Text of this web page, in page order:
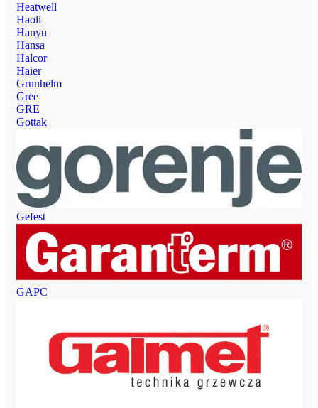
Heatwell
Haoli
Hanyu
Hansa
Halcor
Haier
Grunhelm
Gree
GRE
Gottak
Gefest
GAPC